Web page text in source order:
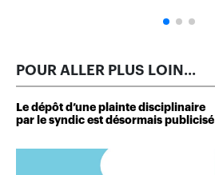
POUR ALLER PLUS LOIN...
Le dépôt d’une plainte disciplinaire
par le syndic est désormais publicisé